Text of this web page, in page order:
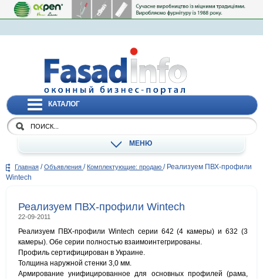
КАТАЛОГ
МЕНЮ
Главная / Объявления / Комплектующие: продаю / Реализуем ПВХ-профили
Wintech
Реализуем ПВХ-профили Wintech
22-09-2011
Реализуем ПВХ-профили Wintech серии 642 (4 камеры) и 632 (3
камеры). Обе серии полностью взаимоинтегрированы.
Профиль сертифицирован в Украине.
Толщина наружной стенки 3,0 мм.
Армирование унифицированное для основных профилей (рама,